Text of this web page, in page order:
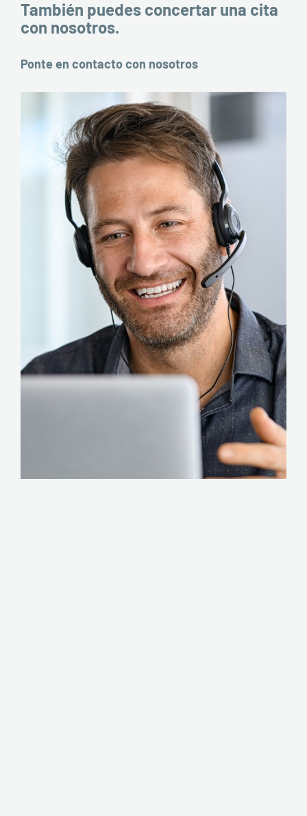
También puedes concertar una cita
con nosotros.
Ponte en contacto con nosotros